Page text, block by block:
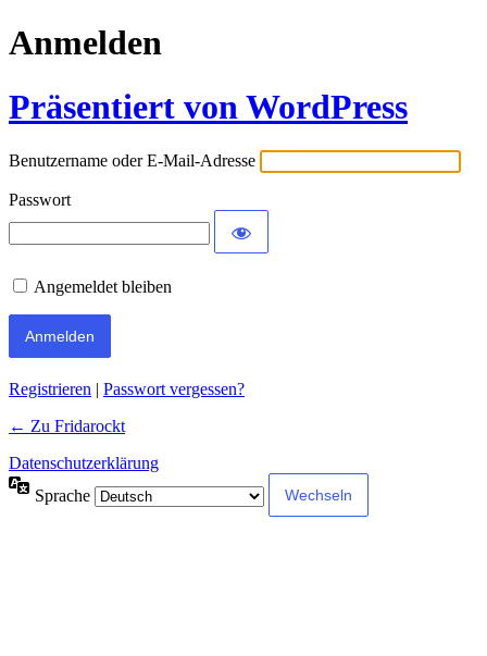
Anmelden
Präsentiert von WordPress
Benutzername oder E-Mail-Adresse
Passwort
Angemeldet bleiben
Registrieren | Passwort vergessen?
← Zu Fridarockt
Datenschutzerklärung
Sprache